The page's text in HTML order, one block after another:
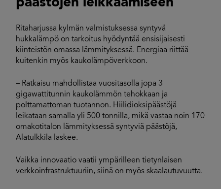
päästöjen leikkaamiseen
Ritaharjussa kylmän valmistuksessa syntyvä
hukkalämpö on tarkoitus hyödyntää ensisijaisesti
kiinteistön omassa lämmityksessä. Energiaa riittää
kuitenkin myös kaukolämpöverkkoon.
– Ratkaisu mahdollistaa vuositasolla jopa 3
gigawattitunnin kaukolämmön tehokkaan ja
polttamattoman tuotannon. Hiilidioksipäästöjä
leikataan samalla yli 500 tonnilla, mikä vastaa noin 170
omakotitalon lämmityksessä syntyviä päästöjä,
Alatulkkila laskee.
Vaikka innovaatio vaatii ympärilleen tietynlaisen
verkkoinfrastruktuuriin, siinä on myös skaalautuvuutta.